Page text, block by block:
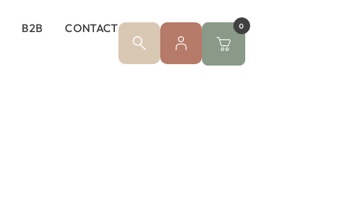
B2B CONTACT 0